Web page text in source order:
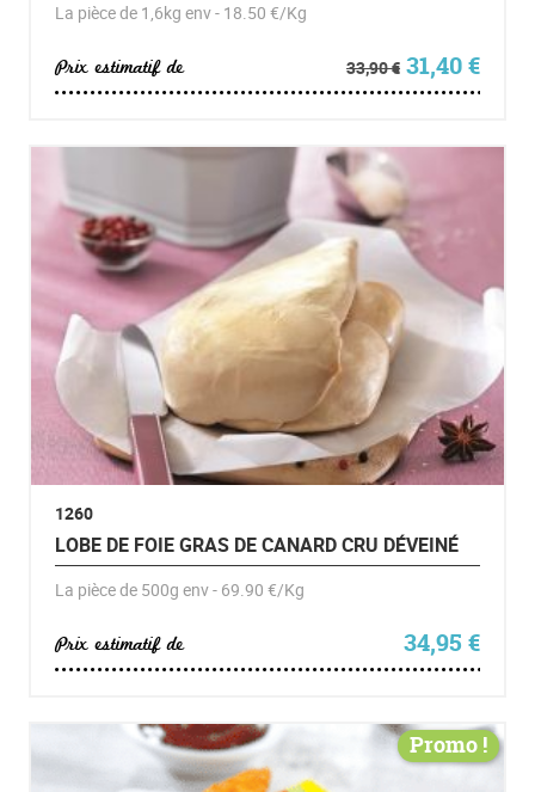
La pièce de 1,6kg env - 18.50 €/Kg
Prix estimatif de 33,90€ Le prix
31,40€Le
1260
LOBE DE FOIE GRAS DE CANARD CRU DÉVEINÉ
La pièce de 500g env - 69.90 €/Kg
Prix estimatif de 34,95€
Promo !